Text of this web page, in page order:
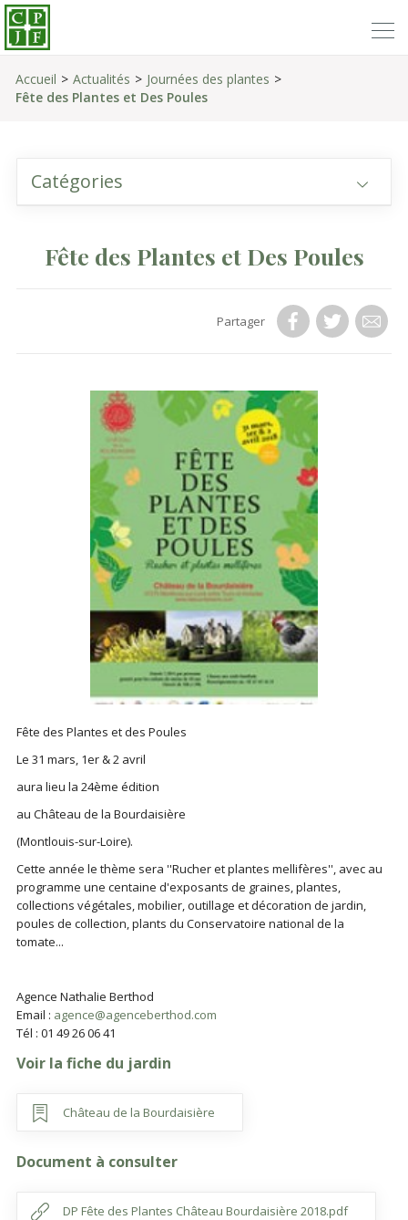
Accueil Actualités
Journées des plantes
Fête des Plantes et Des Poules
Catégories
Fête des Plantes et Des Poules
Partager
Fête des Plantes et des Poules
Le 31 mars, 1er & 2 avril
aura lieu la 24ème édition
au Château de la Bourdaisière
(Montlouis-sur-Loire).
Cette année le thème sera ''Rucher et plantes mellifères'', avec au
programme une centaine d'exposants de graines, plantes,
collections végétales, mobilier, outillage et décoration de jardin,
poules de collection, plants du Conservatoire national de la
tomate...
Agence Nathalie Berthod
Email : agence@agenceberthod.com
Tél : 01 49 26 06 41
Voir la fiche du jardin
Château de la Bourdaisière
Document à consulter
DP Fête des Plantes Château Bourdaisière 2018.pdf